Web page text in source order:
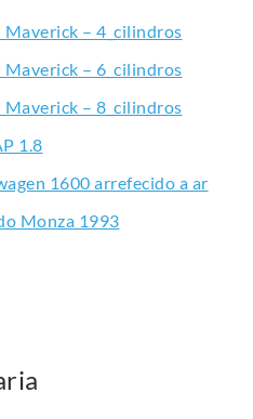
– 4_cilindros
– 6_cilindros
– 8_cilindros
1.8
1600 arrefecido a ar
Monza 1993